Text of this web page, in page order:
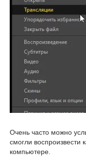
Очень часто можно
смогли воспроизвести
компьютере.